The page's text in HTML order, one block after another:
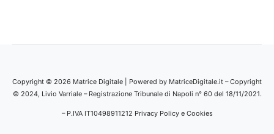
Copyright © 2026 Matrice Digitale | Powered by MatriceDigitale.it – Copyright
© 2024, Livio Varriale – Registrazione Tribunale di Napoli n° 60 del 18/11/2021.
– P.IVA IT10498911212 Privacy Policy e Cookies